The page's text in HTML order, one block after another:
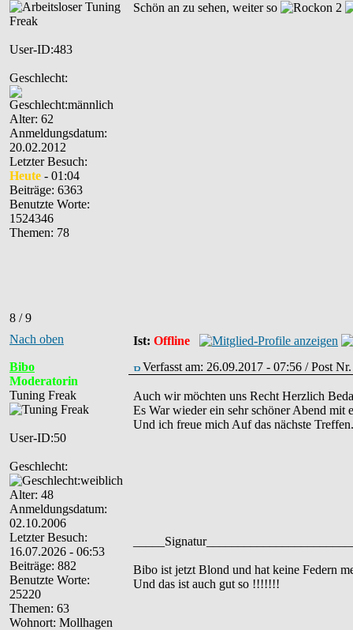
User-ID:483
Geschlecht:
Alter: 62
Anmeldungsdatum:
20.02.2012
Letzter Besuch:
Heute - 01:04
Beiträge: 6363
Benutzte Worte:
1524346
Themen: 78
8 / 9
Schön an zu sehen, weiter so
Nach oben Ist: Offline
Bibo
Moderatorin
Tuning Freak
User-ID:50
Geschlecht:
Alter: 48
Anmeldungsdatum:
02.10.2006
Letzter Besuch:
16.07.2026 - 06:53
Beiträge: 882
Benutzte Worte:
25220
Themen: 63
Wohnort: Mollhagen
Verfasst am: 26.09.2017 - 07:56 / Post
Auch wir möchten uns Recht Herzlich
Es War wieder ein sehr schöner Abend mit
Und ich freue mich Auf das nächste Treffen.
Bibo ist jetzt Blond und hat keine Federn
Und das ist auch gut so !!!!!!!